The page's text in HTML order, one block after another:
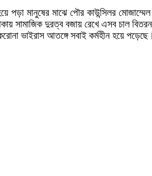
পড়া মানুষের মাঝে পৌর কাউন্সিলর
সামাজিক দুরত্ব বজায় রেখে এসব চাল
ভাইরাস আতঙ্গে সবাই কর্মহীন হয়ে